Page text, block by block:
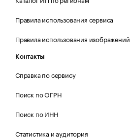
Правила использования сервиса
Правила использования изображений
Контакты
Справка по сервису
Поиск по ОГРН
Поиск по ИНН
Статистика и аудитория